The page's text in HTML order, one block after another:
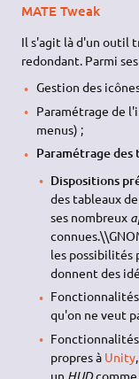
MATE Tweak
Il s'agit là d'un outil
redondant. Parmi
Gestion des
Paramétrage de
menus) ;
Paramétrage des
Dispositions
des tableaux de
ses nombreux
les possibilités
donnent des
Fonctionnalités
qu'on ne veut
Fonctionnalités
propres à Unity
un